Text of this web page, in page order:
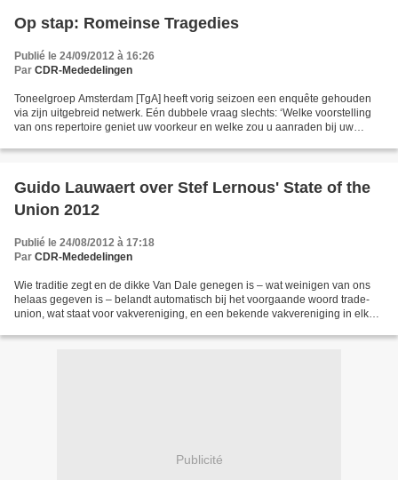
Op stap: Romeinse Tragedies
Publié le 24/09/2012 à 16:26
Par CDR-Mededelingen
Toneelgroep Amsterdam [TgA] heeft vorig seizoen een enquête gehouden
via zijn uitgebreid netwerk. Eén dubbele vraag slechts: ‘Welke voorstelling
van ons repertoire geniet uw voorkeur en welke zou u aanraden bij uw
Guido Lauwaert over Stef Lernous' State of the
Union 2012
Publié le 24/08/2012 à 17:18
Par CDR-Mededelingen
Wie traditie zegt en de dikke Van Dale genegen is – wat weinigen van ons
helaas gegeven is – belandt automatisch bij het voorgaande woord trade-
union, wat staat voor vakvereniging, en een bekende vakvereniging in elk
Publicité